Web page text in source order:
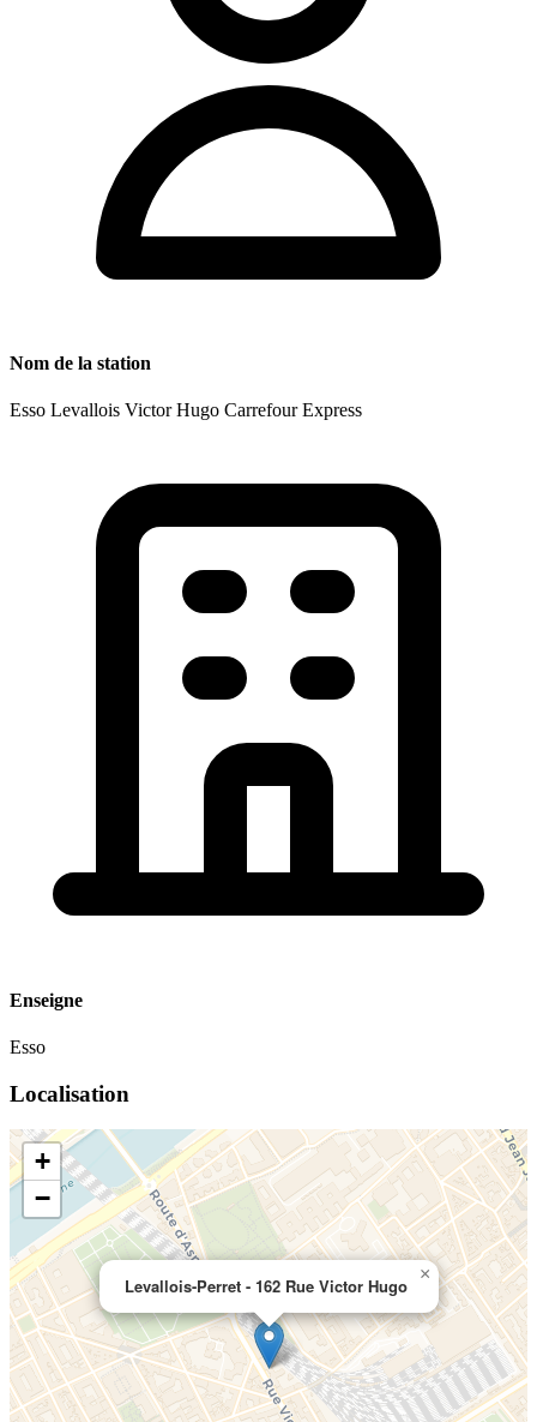
Nom de la station
Esso Levallois Victor Hugo Carrefour Express
Enseigne
Esso
Localisation
Levallois-Perret - 162 Rue Victor Hugo
×
+
−